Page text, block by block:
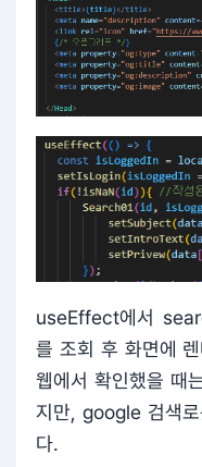
useEffect에서
를 조회 후 화면에
웹에서 확인했을 때
지만, google 검색
다.